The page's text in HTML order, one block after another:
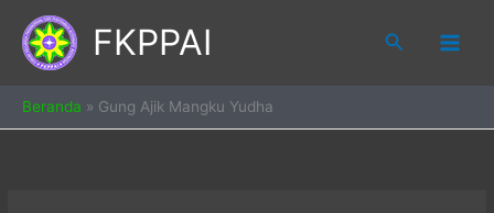
content
FKPPAI Search
Beranda » Gung Ajik Mangku Yudha